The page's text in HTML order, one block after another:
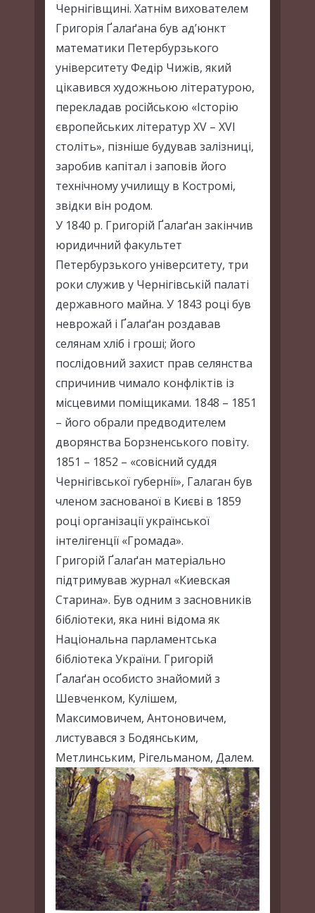
Чернігівщині. Хатнім вихователем
Григорія Ґалаґана був ад’юнкт
математики Петербурзького
університету Федір Чижів, який
цікавився художньою літературою,
перекладав російською «Історію
європейських літератур ХV – ХVІ
століть», пізніше будував залізниці,
заробив капітал і заповів його
технічному училищу в Костромі,
звідки він родом.
У 1840 р. Григорій Ґалаґан закінчив
юридичний факультет
Петербурзького університету, три
роки служив у Чернігівській палаті
державного майна. У 1843 році був
неврожай і Ґалаґан роздавав
селянам хліб і гроші; його
послідовний захист прав селянства
спричинив чимало конфліктів із
місцевими поміщиками. 1848 – 1851
– його обрали предводителем
дворянства Борзненського повіту.
1851 – 1852 – «совісний суддя
Чернігівської губернії», Галаган був
членом заснованої в Києві в 1859
році організації української
інтелігенції «Громада».
Григорій Ґалаґан матеріально
підтримував журнал «Киевская
Старина». Був одним з засновників
бібліотеки, яка нині відома як
Національна парламентська
бібліотека України. Григорій
Ґалаґан особисто знайомий з
Шевченком, Кулішем,
Максимовичем, Антоновичем,
листувався з Бодянським,
Метлинським, Рігельманом, Далем.